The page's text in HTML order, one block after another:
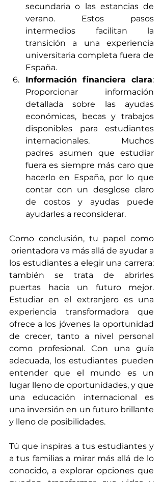
secundaria o las estancias de
verano. Estos pasos
intermedios facilitan la
transición a una experiencia
universitaria completa fuera de
España.
Información financiera clara:
Proporcionar información
detallada sobre las ayudas
económicas, becas y trabajos
disponibles para estudiantes
internacionales. Muchos
padres asumen que estudiar
fuera es siempre más caro que
hacerlo en España, por lo que
contar con un desglose claro
de costos y ayudas puede
ayudarles a reconsiderar.
Como conclusión, tu papel como
orientadora va más allá de ayudar a
los estudiantes a elegir una carrera:
también se trata de abrirles
puertas hacia un futuro mejor.
Estudiar en el extranjero es una
experiencia transformadora que
ofrece a los jóvenes la oportunidad
de crecer, tanto a nivel personal
como profesional. Con una guía
adecuada, los estudiantes pueden
entender que el mundo es un
lugar lleno de oportunidades, y que
una educación internacional es
una inversión en un futuro brillante
y lleno de posibilidades.
Tú que inspiras a tus estudiantes y
a tus familias a mirar más allá de lo
conocido, a explorar opciones que